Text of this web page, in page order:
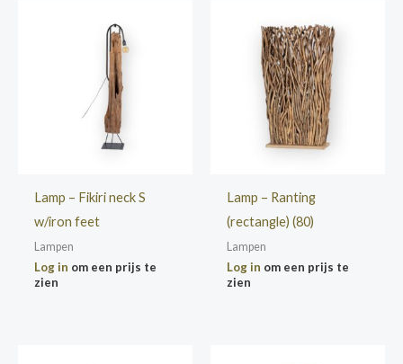
Lamp – Fikiri neck S
w/iron feet
Lampen
Log in om een prijs te
zien
Lamp – Ranting
(rectangle) (80)
Lampen
Log in om een prijs te
zien